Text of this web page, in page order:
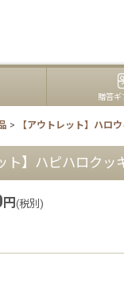
贈答ギ
> 【アウトレット】ハロ
ト】ハピハロク
円 (税別)